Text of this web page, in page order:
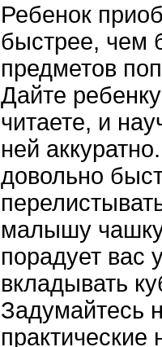
Ребенок
быстрее, чем
предметов
Дайте
читаете, и
ней
довольно
малышу
порадует вас
вкладывать
Задумайтесь